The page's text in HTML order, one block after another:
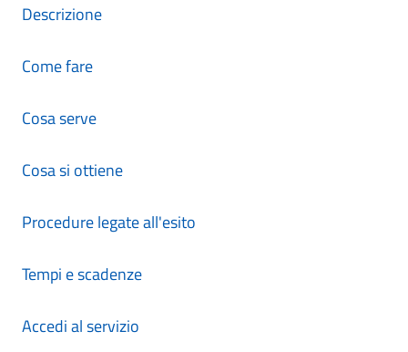
Descrizione
Come fare
Cosa serve
Cosa si ottiene
Procedure legate all'esito
Tempi e scadenze
Accedi al servizio